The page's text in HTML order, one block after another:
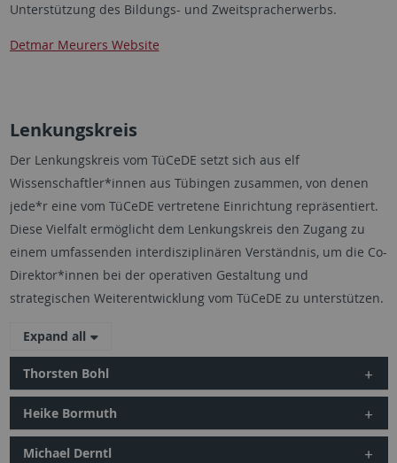
Unterstützung des Bildungs- und Zweitspracherwerbs.
Detmar Meurers Website
Lenkungskreis
Der Lenkungskreis vom TüCeDE setzt sich aus elf
Wissenschaftler*innen aus Tübingen zusammen, von denen
jede*r eine vom TüCeDE vertretene Einrichtung repräsentiert.
Diese Vielfalt ermöglicht dem Lenkungskreis den Zugang zu
einem umfassenden interdisziplinären Verständnis, um die Co-
Direktor*innen bei der operativen Gestaltung und
strategischen Weiterentwicklung vom TüCeDE zu unterstützen.
Expand all
Thorsten Bohl
Heike Bormuth
Michael Derntl